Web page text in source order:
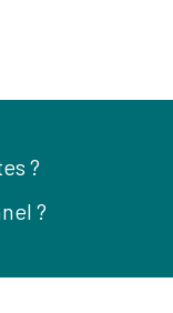
?
?